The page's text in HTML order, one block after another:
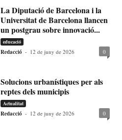
La Diputació de Barcelona i la
Universitat de Barcelona llancen
un postgrau sobre innovació...
educació
Redacció - 12 de juny de 2026 0
Solucions urbanístiques per als
reptes dels municipis
Actualitat
Redacció - 12 de juny de 2026 0